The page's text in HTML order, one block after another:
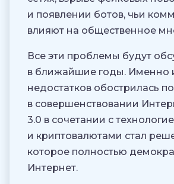
и появлении ботов, чьи
влияют на общественное
Все эти проблемы будут
в ближайшие годы. Именно
недостатков обострилась
в совершенствовании
3.0 в сочетании с
и криптовалютами стал
которое полностью
Интернет.